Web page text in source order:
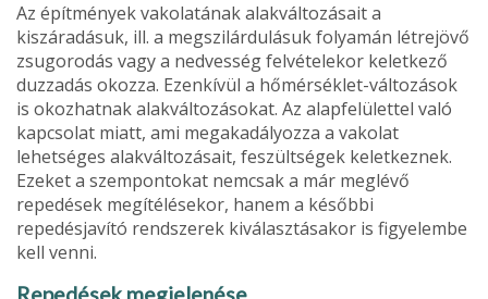
Az építmények vakola­tának alakváltozásait a
kiszáradásuk, ill. a megszi­lárdulásuk folyamán létrejövő
zsugorodás vagy a nedvesség felvételekor keletkező
duzzadás okozza. Ezenkívül a hőmérséklet-változások
is okozhatnak alakváltozásokat. Az alapfelülettel való
kapcsolat miatt, ami megakadályozza a vakolat
lehetséges alakváltozásait, feszültségek keletkeznek.
Ezeket a szempontokat nemcsak a már meglévő
repedések megítélésekor, hanem a későbbi
repedésjavító rend­szerek kiválasztásakor is figyelembe
kell venni.